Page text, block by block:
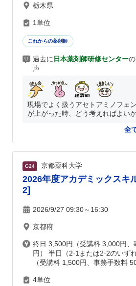
栃木県
1単位
これからの薬剤師
過去に 日本薬剤師研修センター
声
現場でよく扱うアセトアミノフェ
が上がった時、どう考えればよい
全
G24 京都薬科大学
2026年度アカデミックスキ
2]
2026/9/27 09:30～16:30
京都府
終日 3,500円（受講料 3,000円、
円） 半日（2-1または2-2のいず
（受講料 1,500円、事務手数料
4単位